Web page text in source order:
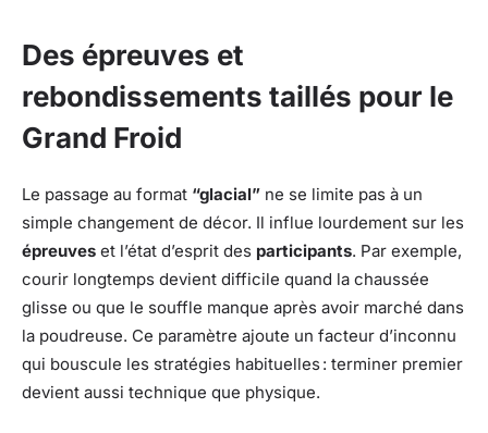
Des épreuves et
rebondissements taillés pour le
Grand Froid
Le passage au format “glacial” ne se limite pas à un
simple changement de décor. Il influe lourdement sur les
épreuves et l’état d’esprit des participants. Par exemple,
courir longtemps devient difficile quand la chaussée
glisse ou que le souffle manque après avoir marché dans
la poudreuse. Ce paramètre ajoute un facteur d’inconnu
qui bouscule les stratégies habituelles : terminer premier
devient aussi technique que physique.